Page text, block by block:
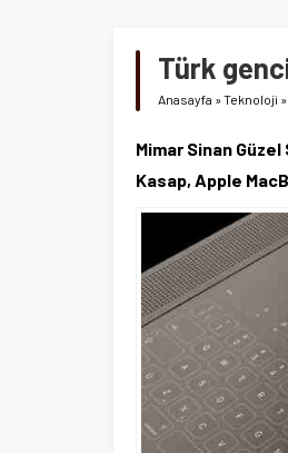
Türk
Anasayfa »Teknoloji »
Mimar Sinan
Kasap, Apple